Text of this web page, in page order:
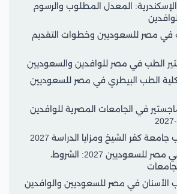
المعدل المطلوب والرسوم
في مصر للسعوديين وخطوات التقديم
الطب في مصر للوافدين والسعوديين
الطب البيطري في مصر للسعوديين
في الجامعات المصرية للوافدين
كفر الشيخ ومزايا الدراسة 2027
دراسة الماجستير في مصر للسعوديين 2027: الشروط،
الأسنان في مصر للسعوديين والوافدين